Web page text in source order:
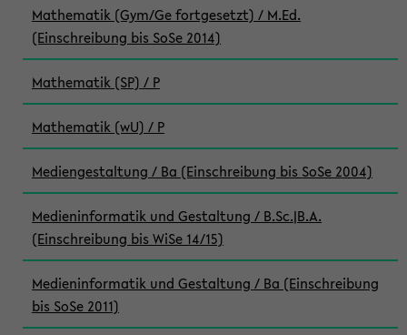
Mathematik (Gym/Ge fortgesetzt) / M.Ed.
(Einschreibung bis SoSe 2014)
Mathematik (SP) / P
Mathematik (wU) / P
Mediengestaltung / Ba (Einschreibung bis SoSe 2004)
Medieninformatik und Gestaltung / B.Sc.|B.A.
(Einschreibung bis WiSe 14/15)
Medieninformatik und Gestaltung / Ba (Einschreibung
bis SoSe 2011)